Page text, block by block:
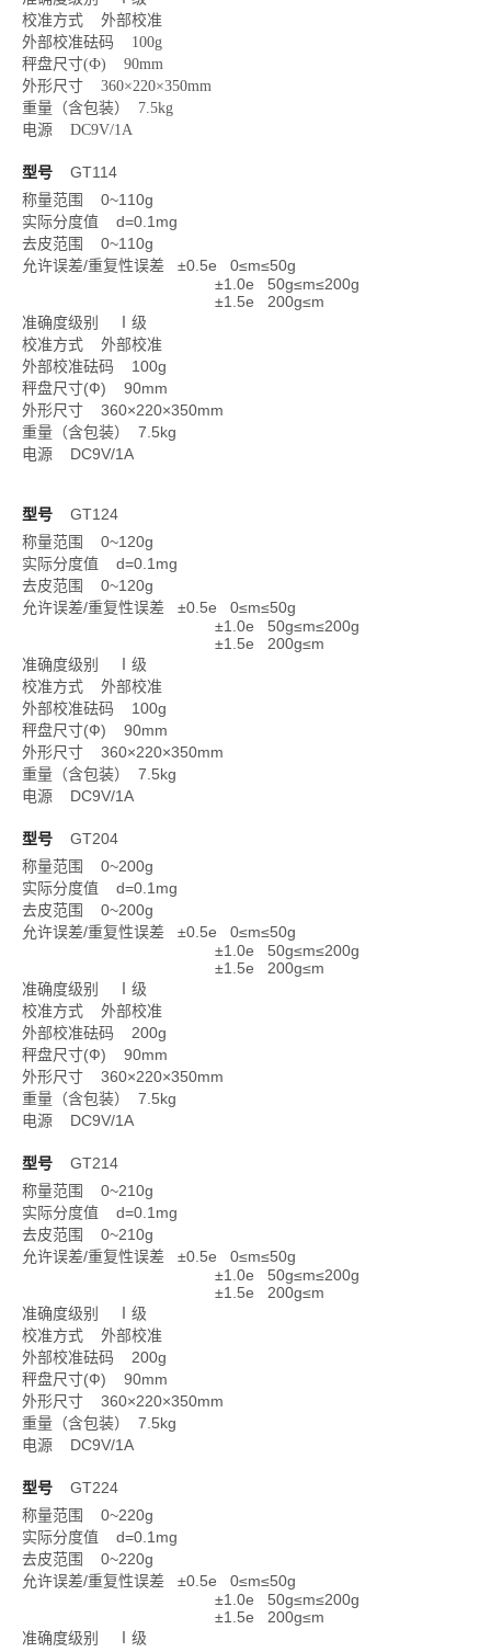
校准方式 外部校准
外部校准砝码 100g
秤盘尺寸(Ф) 90mm
外形尺寸 360×220×350mm
重量（含包装） 7.5kg
电源 DC9V/1A
型号 GT114
称量范围 0~110g
实际分度值 d=0.1mg
去皮范围 0~110g
允许误差/重复性误差 ±0.5e 0≤m≤50g
±1.0e 50g≤m≤200g
±1.5e 200g≤m
准确度级别 Ⅰ级
校准方式 外部校准
外部校准砝码 100g
秤盘尺寸(Ф) 90mm
外形尺寸 360×220×350mm
重量（含包装） 7.5kg
电源 DC9V/1A
型号 GT124
称量范围 0~120g
实际分度值 d=0.1mg
去皮范围 0~120g
允许误差/重复性误差 ±0.5e 0≤m≤50g
±1.0e 50g≤m≤200g
±1.5e 200g≤m
准确度级别 Ⅰ级
校准方式 外部校准
外部校准砝码 100g
秤盘尺寸(Ф) 90mm
外形尺寸 360×220×350mm
重量（含包装） 7.5kg
电源 DC9V/1A
型号 GT204
称量范围 0~200g
实际分度值 d=0.1mg
去皮范围 0~200g
允许误差/重复性误差 ±0.5e 0≤m≤50g
±1.0e 50g≤m≤200g
±1.5e 200g≤m
准确度级别 Ⅰ级
校准方式 外部校准
外部校准砝码 200g
秤盘尺寸(Ф) 90mm
外形尺寸 360×220×350mm
重量（含包装） 7.5kg
电源 DC9V/1A
型号 GT214
称量范围 0~210g
实际分度值 d=0.1mg
去皮范围 0~210g
允许误差/重复性误差 ±0.5e 0≤m≤50g
±1.0e 50g≤m≤200g
±1.5e 200g≤m
准确度级别 Ⅰ级
校准方式 外部校准
外部校准砝码 200g
秤盘尺寸(Ф) 90mm
外形尺寸 360×220×350mm
重量（含包装） 7.5kg
电源 DC9V/1A
型号 GT224
称量范围 0~220g
实际分度值 d=0.1mg
去皮范围 0~220g
允许误差/重复性误差 ±0.5e 0≤m≤50g
±1.0e 50g≤m≤200g
±1.5e 200g≤m
准确度级别 Ⅰ级